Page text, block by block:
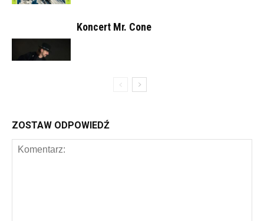
Koncert Mr. Cone
ZOSTAW ODPOWIEDŹ